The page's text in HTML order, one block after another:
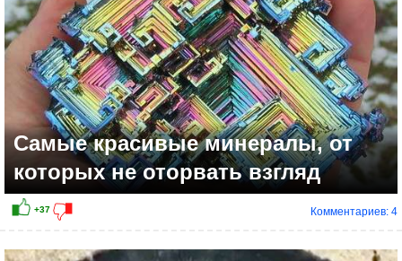
Самые красивые минералы, от
которых не оторвать взгляд
Комментариев: 4